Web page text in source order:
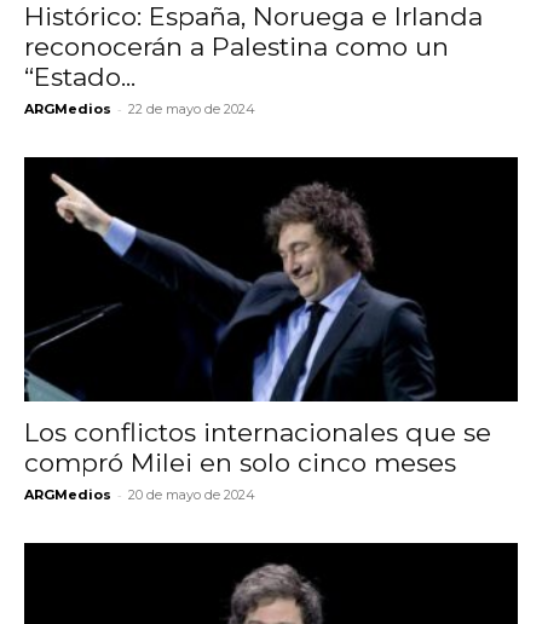
Histórico: España, Noruega e Irlanda
reconocerán a Palestina como un
“Estado...
ARGMedios - 22 de mayo de 2024
Los conflictos internacionales que se
compró Milei en solo cinco meses
ARGMedios - 20 de mayo de 2024